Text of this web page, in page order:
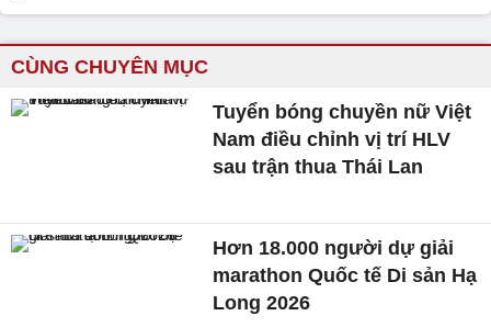
CÙNG CHUYÊN MỤC
Tuyển bóng chuyền nữ Việt
Nam điều chỉnh vị trí HLV
sau trận thua Thái Lan
Hơn 18.000 người dự giải
marathon Quốc tế Di sản Hạ
Long 2026